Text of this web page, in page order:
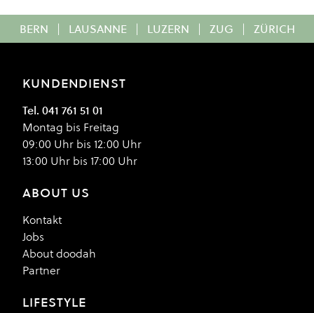
BERN | LAUSANNE | LUZERN | ZUG | ZÜRICH
KUNDENDIENST
Tel. 041 761 51 01
Montag bis Freitag
09:00 Uhr bis 12:00 Uhr
13:00 Uhr bis 17:00 Uhr
ABOUT US
Kontakt
Jobs
About doodah
Partner
LIFESTYLE